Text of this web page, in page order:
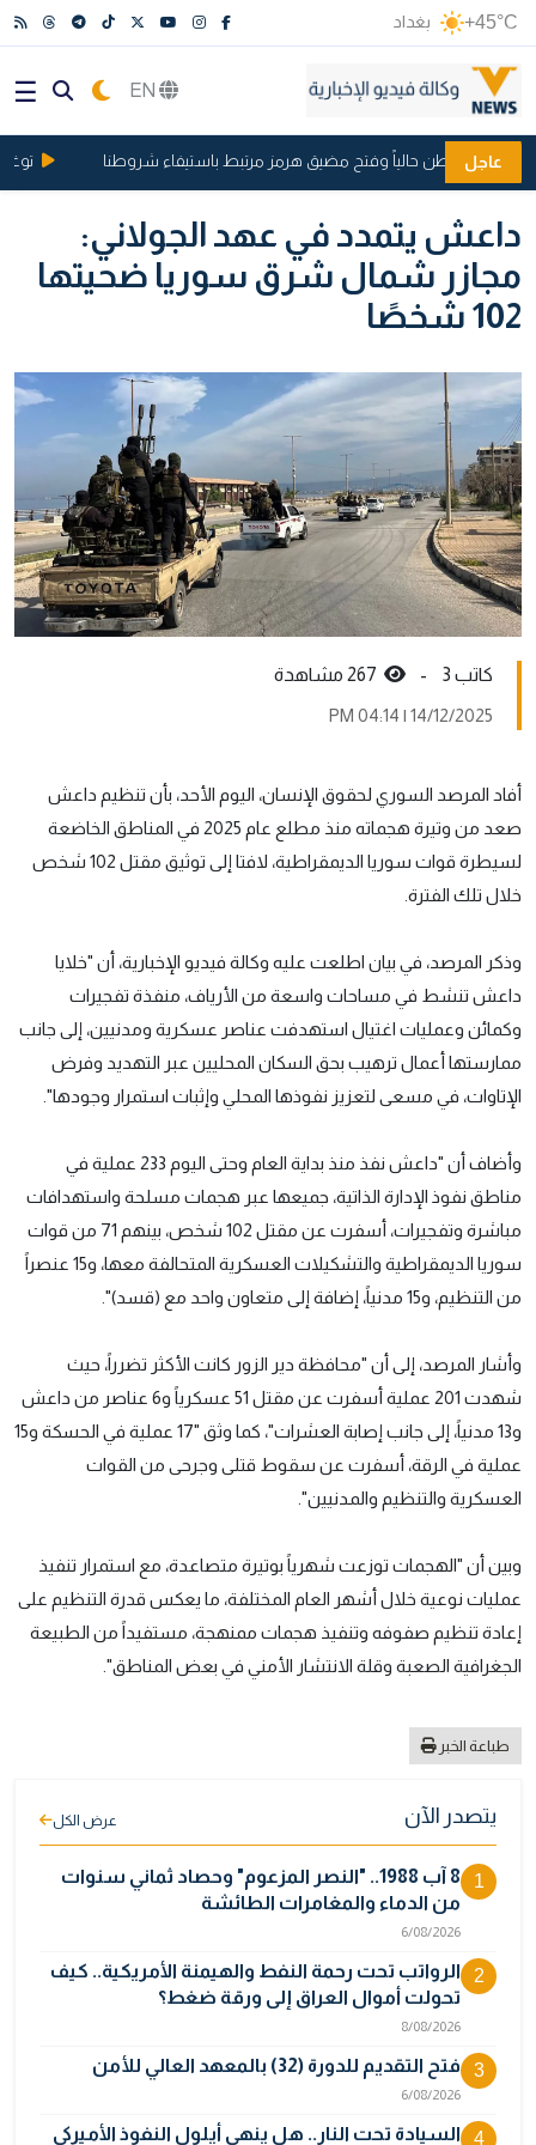
+45°C بغداد
عاجل
واشنطن حالياً وفتح مضيق هرمز مرتبط باستيفاء شروطنا توغل
داعش يتمدد في عهد الجولاني:
مجازر شمال شرق سوريا ضحيتها
102 شخصًا
كاتب 3 -
14/12/2025 | 04:14 PM
أفاد المرصد السوري لحقوق الإنسان، اليوم الأحد، بأن تنظيم داعش
صعد من وتيرة هجماته منذ مطلع عام 2025 في المناطق الخاضعة
لسيطرة قوات سوريا الديمقراطية، لافتا إلى توثيق مقتل 102 شخص
خلال تلك الفترة.
وذكر المرصد، في بيان اطلعت عليه وكالة فيديو الإخبارية، أن "خلايا
داعش تنشط في مساحات واسعة من الأرياف، منفذة تفجيرات
وكمائن وعمليات اغتيال استهدفت عناصر عسكرية ومدنيين، إلى جانب
ممارستها أعمال ترهيب بحق السكان المحليين عبر التهديد وفرض
الإتاوات، في مسعى لتعزيز نفوذها المحلي وإثبات استمرار وجودها".
وأضاف أن "داعش نفذ منذ بداية العام وحتى اليوم 233 عملية في
مناطق نفوذ الإدارة الذاتية، جميعها عبر هجمات مسلحة واستهدافات
مباشرة وتفجيرات، أسفرت عن مقتل 102 شخص، بينهم 71 من قوات
سوريا الديمقراطية والتشكيلات العسكرية المتحالفة معها، و15 عنصراً
من التنظيم، و15 مدنياً، إضافة إلى متعاون واحد مع (قسد)".
وأشار المرصد، إلى أن "محافظة دير الزور كانت الأكثر تضرراً، حيث
شهدت 201 عملية أسفرت عن مقتل 51 عسكرياً و6 عناصر من داعش
و13 مدنياً، إلى جانب إصابة العشرات"، كما وثق "17 عملية في الحسكة و15
عملية في الرقة، أسفرت عن سقوط قتلى وجرحى من القوات
العسكرية والتنظيم والمدنيين".
وبين أن "الهجمات توزعت شهرياً بوتيرة متصاعدة، مع استمرار تنفيذ
عمليات نوعية خلال أشهر العام المختلفة، ما يعكس قدرة التنظيم على
إعادة تنظيم صفوفه وتنفيذ هجمات ممنهجة، مستفيداً من الطبيعة
الجغرافية الصعبة وقلة الانتشار الأمني في بعض المناطق".
طباعة الخبر
يتصدر الآن عرض الكل
1
8 آب 1988.. "النصر المزعوم" وحصاد ثماني سنوات
من الدماء والمغامرات الطائشة
6/08/2026
2
الرواتب تحت رحمة النفط والهيمنة الأمريكية.. كيف
تحولت أموال العراق إلى ورقة ضغط؟
8/08/2026
3 فتح التقديم للدورة (32) بالمعهد العالي للأمن
6/08/2026
4
السيادة تحت النار.. هل ينهي أيلول النفوذ الأميركي